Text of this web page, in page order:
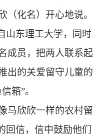
（化名）开心地说。
东理工大学，同时
成员，把两人联系起
出的关爱留守儿童的
箱”。
欣欣一样的农村留
回信，信中鼓励他们